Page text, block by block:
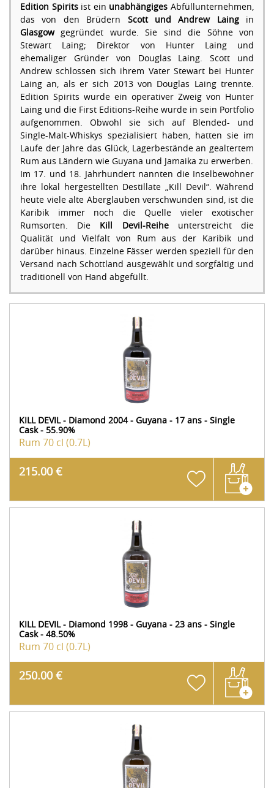
Edition Spiritsist ein unabhängiges Abfüllunternehmen,
das von den Brüdern Scott und Andrew Laingin
Glasgowgegründet wurde. Sie sind die Söhne von
Stewart Laing; Direktor von Hunter Laing und
ehemaliger Gründer von Douglas Laing. Scott und
Andrew schlossen sich ihrem Vater Stewart bei Hunter
Laing an, als er sich 2013 von Douglas Laing trennte.
Edition Spirits wurde ein operativer Zweig von Hunter
Laing und die First Editions-Reihe wurde in sein Portfolio
aufgenommen. Obwohl sie sich auf Blended- und
Single-Malt-Whiskys spezialisiert haben, hatten sie im
Laufe der Jahre das Glück, Lagerbestände an gealtertem
Rum aus Ländern wie Guyana und Jamaika zu erwerben.
Im 17. und 18. Jahrhundert nannten die Inselbewohner
ihre lokal hergestellten Destillate „Kill Devil“. Während
heute viele alte Aberglauben verschwunden sind, ist die
Karibik immer noch die Quelle vieler exotischer
Rumsorten. Die Kill Devil-Reiheunterstreicht die
Qualität und Vielfalt von Rum aus der Karibik und
darüber hinaus. Einzelne Fässer werden speziell für den
Versand nach Schottland ausgewählt und sorgfältig und
traditionell von Hand abgefüllt.
KILL DEVIL - Diamond 2004 - Guyana - 17 ans - Single
Cask - 55.90%
Rum 70 cl (0.7L)
215.00 €
KILL DEVIL - Diamond 1998 - Guyana - 23 ans - Single
Cask - 48.50%
Rum 70 cl (0.7L)
250.00 €